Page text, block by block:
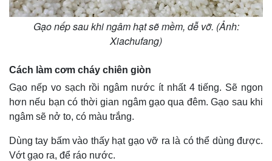
Gạo nếp sau khi ngâm hạt sẽ mềm, dễ vỡ. (Ảnh:
Xiachufang)
Cách làm cơm cháy chiên giòn
Gạo nếp vo sạch rồi ngâm nước ít nhất 4 tiếng. Sẽ ngon
hơn nếu bạn có thời gian ngâm gạo qua đêm. Gạo sau khi
ngâm sẽ nở to, có màu trắng.
Dùng tay bấm vào thấy hạt gạo vỡ ra là có thể dùng được.
Vớt gạo ra, để ráo nước.